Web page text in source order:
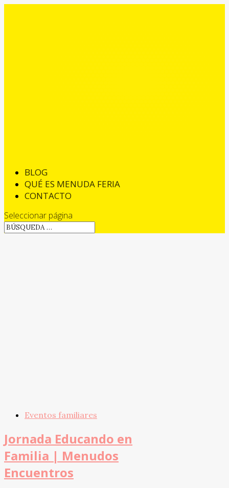
BLOG
QUÉ ES MENUDA FERIA
CONTACTO
Seleccionar página
Eventos familiares
Jornada Educando en
Familia | Menudos
Encuentros